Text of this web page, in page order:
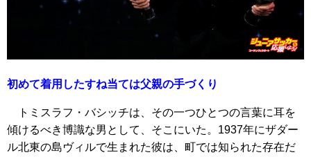
初めて着用したすね当ては父親の手づくり
トミスラフ・バシッチは、その一つひとつの言葉に耳を
傾けるべき博識な男として、そこにいた。1937年にザダー
ル北東の島ヴィルで生まれた彼は、町では知られた存在だ